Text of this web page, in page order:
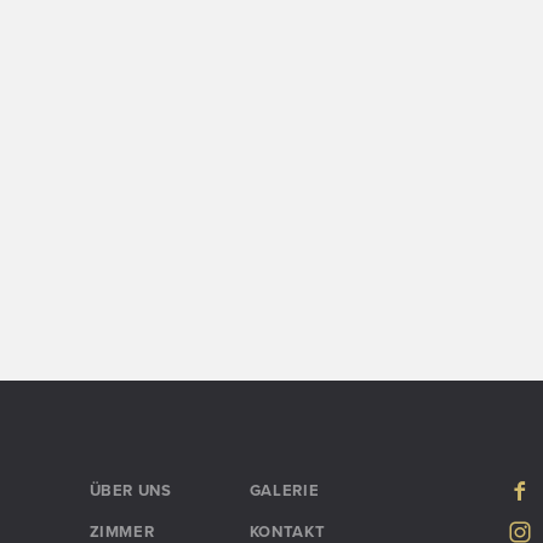
ÜBER UNS
ZIMMER
GALERIE
KONTAKT